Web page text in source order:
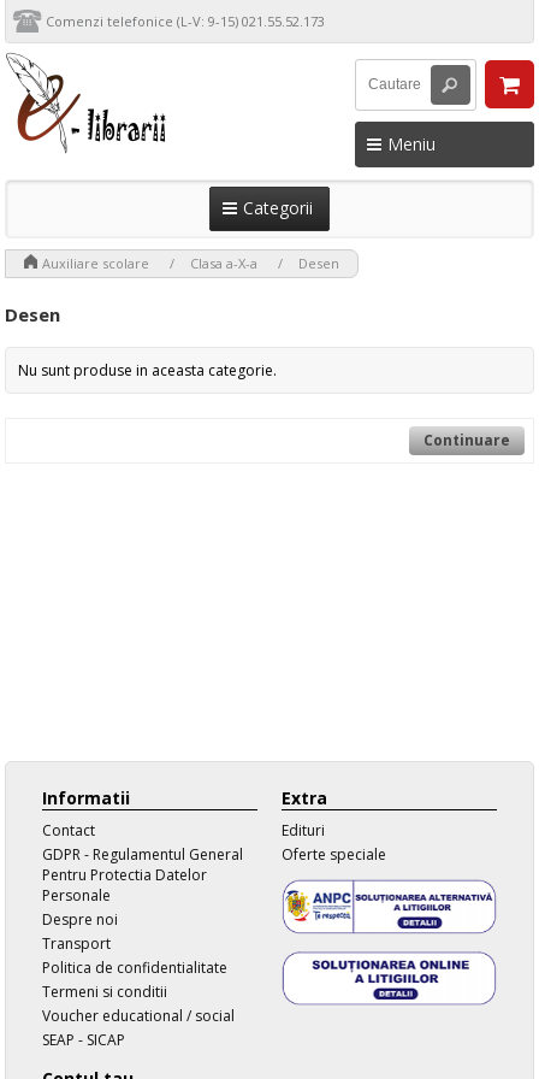
Comenzi telefonice (L-V: 9-15) 021.55.52.173
Meniu
Categorii
Auxiliare scolare Clasa a-X-a Desen
Desen
Nu sunt produse in aceasta categorie.
Continuare
Informatii
Contact
GDPR - Regulamentul General
Pentru Protectia Datelor
Personale
Despre noi
Transport
Politica de confidentialitate
Termeni si conditii
Voucher educational / social
SEAP - SICAP
Extra
Edituri
Oferte speciale